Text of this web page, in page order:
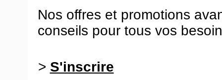
Nos offres et promotions
conseils pour tous vos
> S'inscrire